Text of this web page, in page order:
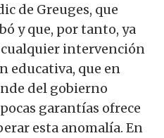
de Greuges, que
y que, por tanto, ya
intervención
educativa, que en
del gobierno
garantías ofrece
esta anomalía. En